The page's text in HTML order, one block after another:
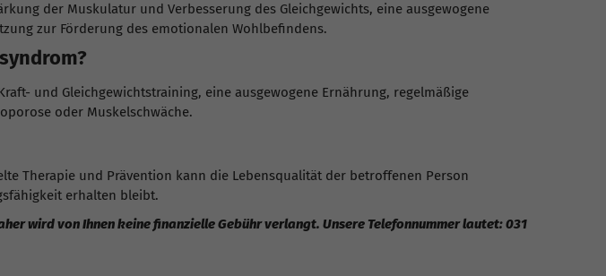
der Muskulatur und Verbesserung des Gleichgewichts, eine ausgewogene
zur Förderung des emotionalen Wohlbefindens.
und Gleichgewichtstraining, eine ausgewogene Ernährung, regelmäßige
oder Muskelschwäche.
Therapie und Prävention kann die Lebensqualität der betroffenen Person
erhalten bleibt.
wird von Ihnen keine finanzielle Gebühr verlangt. Unsere Telefonnummer lautet: 031